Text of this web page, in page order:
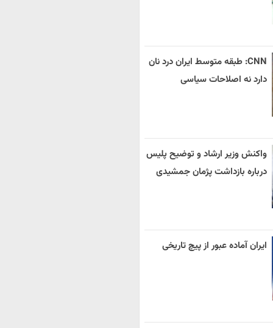
CNN: طبقه متوسط ایران درد نان
دارد نه اصلاحات سیاسی
واکنش وزیر ارشاد و توضیح پلیس
درباره بازداشت پژمان جمشیدی
ایران آماده عبور از پیچ تاریخی